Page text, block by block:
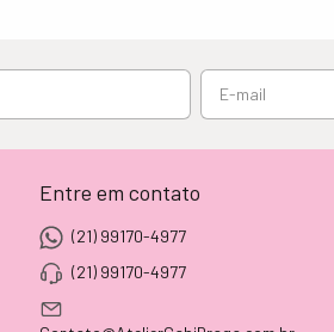
Entre em contato
(21) 99170-4977
(21) 99170-4977